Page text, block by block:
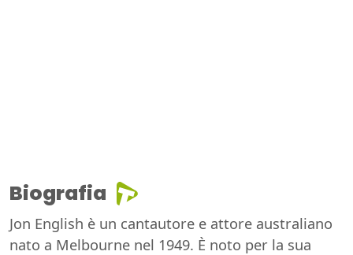
Biografia
Jon English è un cantautore e attore australiano
nato a Melbourne nel 1949. È noto per la sua